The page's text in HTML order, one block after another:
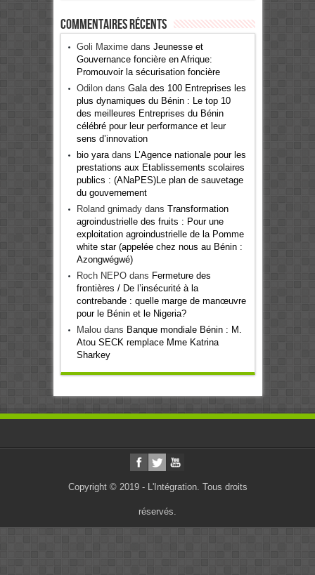
Commentaires récents
Goli Maximedans Jeunesse et
Gouvernance foncière en Afrique:
Promouvoir la sécurisation foncière
Odilondans Gala des 100 Entreprises les
plus dynamiques du Bénin : Le top 10
des meilleures Entreprises du Bénin
célébré pour leur performance et leur
sens d’innovation
bio yaradans L’Agence nationale pour les
prestations aux Etablissements scolaires
publics : (ANaPES)Le plan de sauvetage
du gouvernement
Roland gnimadydans Transformation
agroindustrielle des fruits : Pour une
exploitation agroindustrielle de la Pomme
white star (appelée chez nous au Bénin :
Azongwégwé)
Roch NEPOdans Fermeture des
frontières / De l’insécurité à la
contrebande : quelle marge de manœuvre
pour le Bénin et le Nigeria?
Maloudans Banque mondiale Bénin : M.
Atou SECK remplace Mme Katrina
Sharkey
Copyright © 2019 - L'Intégration. Tous droits
réservés.